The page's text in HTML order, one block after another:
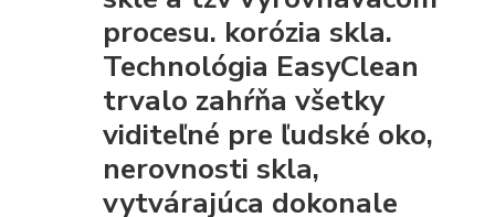
procesu. korózia skla.
Technológia EasyClean
trvalo zahŕňa všetky
viditeľné pre ľudské oko,
nerovnosti skla,
vytvárajúca dokonale